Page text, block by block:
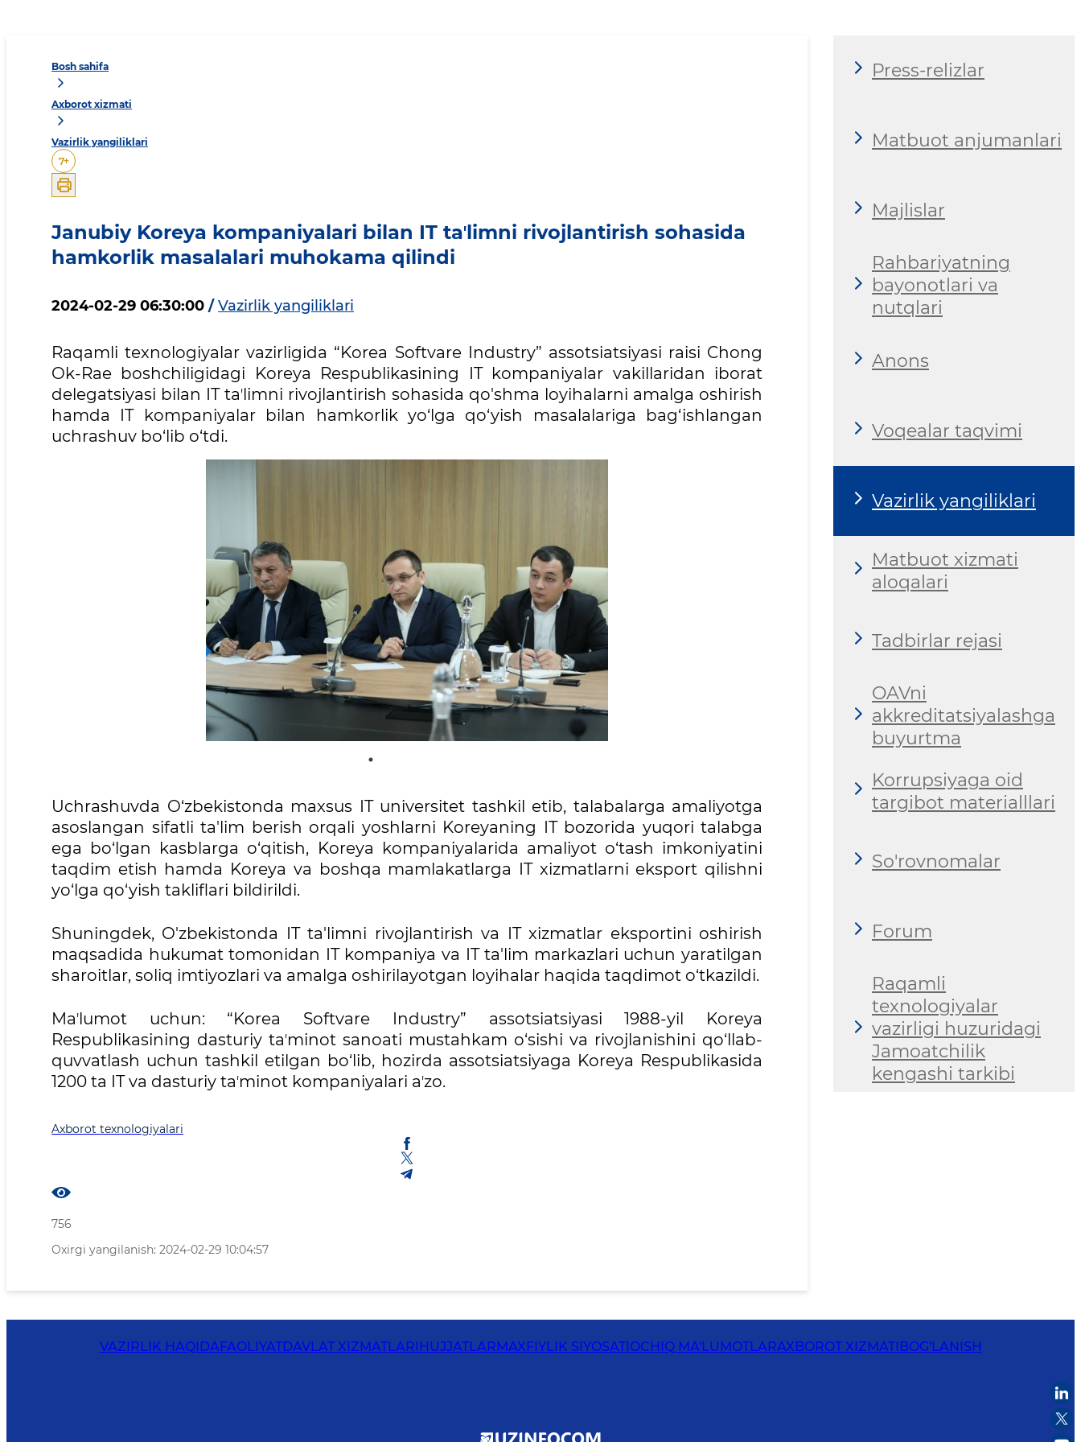
Bosh sahifa
Axborot xizmati
Vazirlik yangiliklari
7+
Janubiy Koreya kompaniyalari bilan IT taʼlimni rivojlantirish sohasida
hamkorlik masalalari muhokama qilindi
2024-02-29 06:30:00 / Vazirlik yangiliklari
Raqamli texnologiyalar vazirligida “Korea Softvare Industry” assotsiatsiyasi raisi Chong
Ok-Rae boshchiligidagi Koreya Respublikasining IT kompaniyalar vakillaridan iborat
delegatsiyasi bilan IT taʼlimni rivojlantirish sohasida qo'shma loyihalarni amalga oshirish
hamda IT kompaniyalar bilan hamkorlik yo‘lga qo‘yish masalalariga bag‘ishlangan
uchrashuv bo‘lib o‘tdi.
Uchrashuvda O‘zbekistonda maxsus IT universitet tashkil etib, talabalarga amaliyotga
asoslangan sifatli ta'lim berish orqali yoshlarni Koreyaning IT bozorida yuqori talabga
ega bo‘lgan kasblarga o‘qitish, Koreya kompaniyalarida amaliyot o‘tash imkoniyatini
taqdim etish hamda Koreya va boshqa mamlakatlarga IT xizmatlarni eksport qilishni
yo‘lga qo‘yish takliflari bildirildi.
Shuningdek, O'zbekistonda IT ta'limni rivojlantirish va IT xizmatlar eksportini oshirish
maqsadida hukumat tomonidan IT kompaniya va IT ta'lim markazlari uchun yaratilgan
sharoitlar, soliq imtiyozlari va amalga oshirilayotgan loyihalar haqida taqdimot o‘tkazildi.
Maʼlumot uchun: “Korea Softvare Industry” assotsiatsiyasi 1988-yil Koreya
Respublikasining dasturiy taʼminot sanoati mustahkam o‘sishi va rivojlanishini qo‘llab-
quvvatlash uchun tashkil etilgan bo‘lib, hozirda assotsiatsiyaga Koreya Respublikasida
1200 ta IT va dasturiy taʼminot kompaniyalari aʼzo.
Axborot texnologiyalari
756
Oxirgi yangilanish: 2024-02-29 10:04:57
Press-relizlar
Matbuot anjumanlari
Majlislar
Rahbariyatning
bayonotlari va
nutqlari
Anons
Voqealar taqvimi
Vazirlik yangiliklari
Matbuot xizmati
aloqalari
Tadbirlar rejasi
OAVni
akkreditatsiyalashga
buyurtma
Korrupsiyaga oid
targibot materialllari
So'rovnomalar
Forum
Raqamli
texnologiyalar
vazirligi huzuridagi
Jamoatchilik
kengashi tarkibi
VAZIRLIK HAQIDAFAOLIYATDAVLAT XIZMATLARIHUJJATLARMAXFIYLIK SIYOSATIOCHIQ MA'LUMOTLARAXBOROT XIZMATIBOG'LANISH